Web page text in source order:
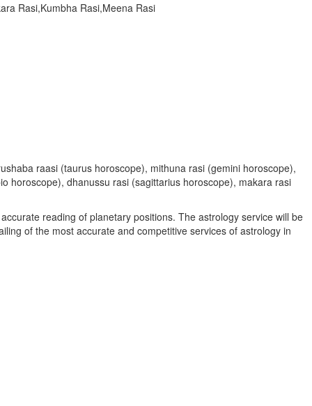
Rasi,Kumbha Rasi,Meena Rasi
raasi (taurus horoscope), mithuna rasi (gemini horoscope),
horoscope), dhanussu rasi (sagittarius horoscope), makara rasi
reading of planetary positions. The astrology service will be
of the most accurate and competitive services of astrology in